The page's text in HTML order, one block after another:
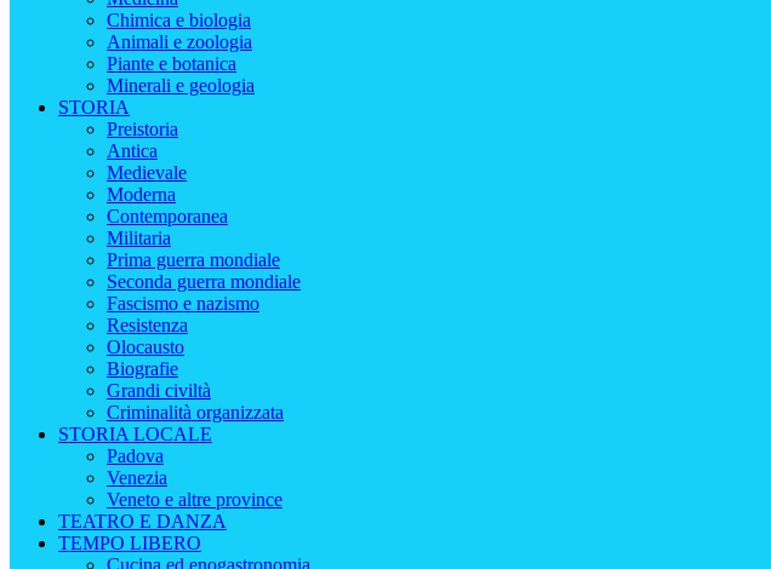
Chimica e biologia
Animali e zoologia
Piante e botanica
Minerali e geologia
STORIA
Preistoria
Antica
Medievale
Moderna
Contemporanea
Militaria
Prima guerra mondiale
Seconda guerra mondiale
Fascismo e nazismo
Resistenza
Olocausto
Biografie
Grandi civiltà
Criminalità organizzata
STORIA LOCALE
Padova
Venezia
Veneto e altre province
TEATRO E DANZA
TEMPO LIBERO
Cucina ed enogastronomia